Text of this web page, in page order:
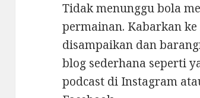
Tidak menunggu bola
permainan. Kabarkan
disampaikan dan
blog sederhana seperti
podcast di Instagram